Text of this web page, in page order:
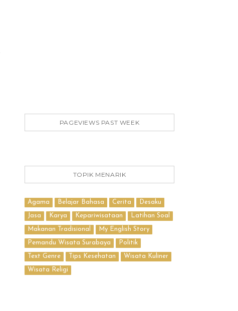
PAGEVIEWS PAST WEEK
TOPIK MENARIK
Agama Belajar Bahasa Cerita Desaku
Jasa Karya Kepariwisataan Latihan Soal
Makanan Tradisional My English Story
Pemandu Wisata Surabaya Politik
Text Genre Tips Kesehatan Wisata Kuliner
Wisata Religi